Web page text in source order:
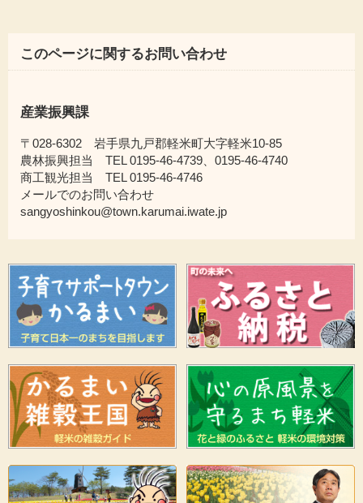
このページに関するお問い合わせ
産業振興課
〒028-6302 岩手県九戸郡軽米町大字軽米10-85
農林振興担当 TEL 0195-46-4739、0195-46-4740
商工観光担当 TEL 0195-46-4746
メールでのお問い合わせ
sangyoshinkou@town.karumai.iwate.jp